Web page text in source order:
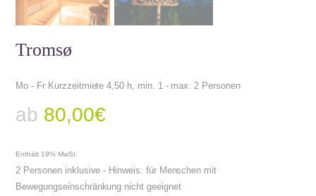
Tromsø
Mo - Fr Kurzzeitmiete 4,50 h, min. 1 - max. 2 Personen
ab 80,00€
Enthält 19% MwSt.
2 Personen inklusive - Hinweis: für Menschen mit
Bewegungseinschränkung nicht geeignet